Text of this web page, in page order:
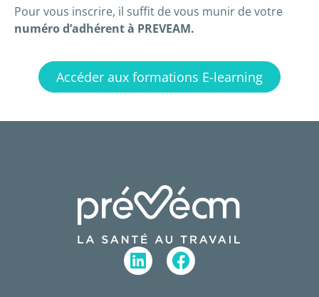
Pour vous inscrire, il suffit de vous munir de votre
numéro d’adhérent à PREVEAM.
Accéder aux formations E-learning